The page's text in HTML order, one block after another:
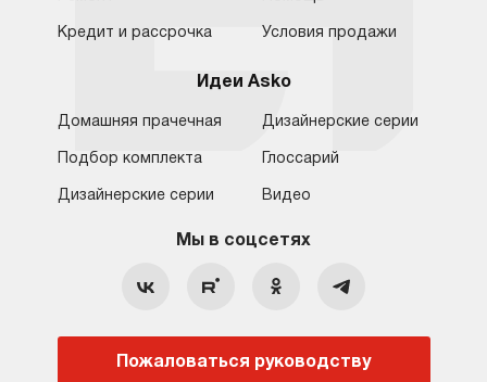
Москва
Москва
Краснодар
8 (800) 555-17-98 8 (495) 646-09-31
hello@asko-shop.ru
О компании Ремонт
Кредит и рассрочка Условия продажи
Идеи Asko
Домашняя прачечная
Подбор комплекта
Дизайнерские серии
Дизайнерские серии
Глоссарий
Видео
Мы в соцсетях
Пожаловаться руководству